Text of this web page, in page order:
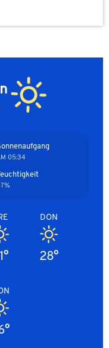
05:34 AM
DON
28°